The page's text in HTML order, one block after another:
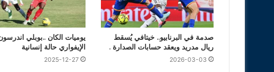
صدمة في البرنابيو.. خيتافي يُسقط
ريال مدريد ويعقد حسابات الصدارة .
2026-03-03
يوميات الكان ..بوبلي
الإيفواري حالة إنسانية
2025-12-27